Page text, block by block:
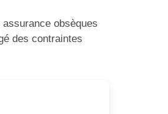
obsèques
des contraintes